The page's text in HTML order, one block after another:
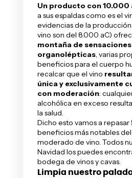
Un producto con 10.000
a sus espaldas como es el
evidencias de la
vino son del 8.000 aC)
montaña de sensaciones
organolépticas, varias
beneficios para el cuerpo
recalcar que el vino
única y exclusivamente
con moderación:
alcohólica en exceso
la salud.
Dicho esto vamos a repasar
beneficios más notables
moderado de vino. Todos
Navidad los puedes
bodega de vinos y cavas.
Limpia nuestro